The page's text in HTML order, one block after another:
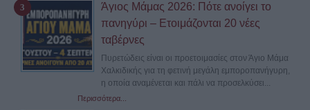
Άγιος Μάμας 2026: Πότε ανοίγει το
πανηγύρι – Ετοιμάζονται 20 νέες
ταβέρνες
Πυρετώδεις είναι οι προετοιμασίες στον Άγιο Μάμα
Χαλκιδικής για τη φετινή μεγάλη εμποροπανήγυρη,
η οποία αναμένεται και πάλι να προσελκύσει...
Περισσότερα...